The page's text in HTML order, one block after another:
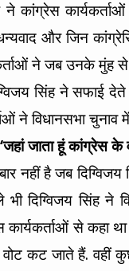
ने कांग्रेस
और जिन
ने जब उनके मुंह से
सिंह ने सफाई देते
ने विधानसभा
जाता हूं कांग्रेस के
नहीं है जब
दिग्विजय सिंह ने
कार्यकर्ताओं से कहा
कट जाते हैं. वहीं